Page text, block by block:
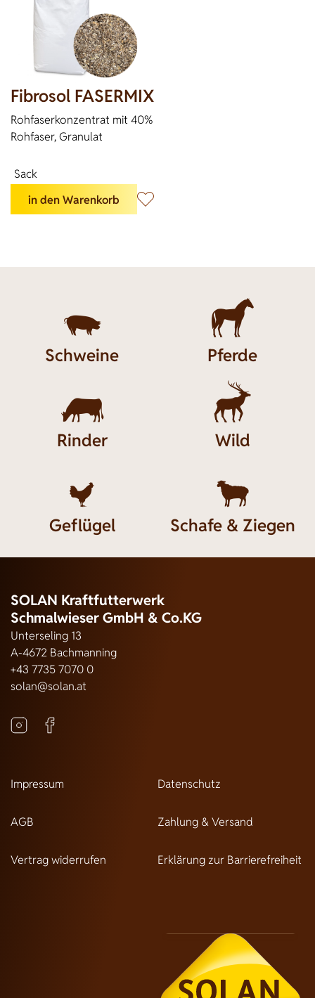
Fibrosol FASERMIX
Rohfaserkonzentrat mit 40%
Rohfaser, Granulat
Sack
in den Warenkorb

Schweine

Pferde

Rinder

Wild

Geflügel

Schafe & Ziegen
SOLAN Kraftfutterwerk
Schmalwieser GmbH & Co.KG
Unterseling 13
A-4672 Bachmanning
+43 7735 7070 0
solan@solan.at
Impressum Datenschutz
AGB Zahlung & Versand
Vertrag widerrufen Erklärung zur Barrierefreiheit